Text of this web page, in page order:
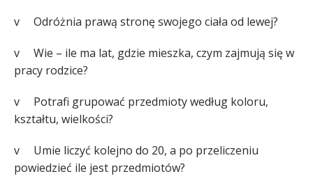
v Odróżnia prawą stronę swojego ciała od lewej?
v Wie – ile ma lat, gdzie mieszka, czym zajmują się w
pracy rodzice?
v Potrafi grupować przedmioty według koloru,
kształtu, wielkości?
v Umie liczyć kolejno do 20, a po przeliczeniu
powiedzieć ile jest przedmiotów?